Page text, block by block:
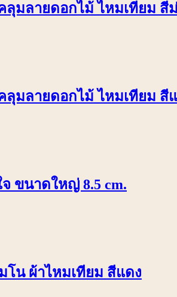
ลุมลายดอกไม้ ไหมเทียม สี
ลุมลายดอกไม้ ไหมเทียม สี
ขนาดใหญ่ 8.5 cm.
โน ผ้าไหมเทียม สีแดง